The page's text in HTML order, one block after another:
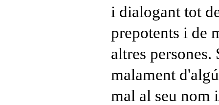
i dialogant tot
prepotents i de
altres persones.
malament
mal al seu nom